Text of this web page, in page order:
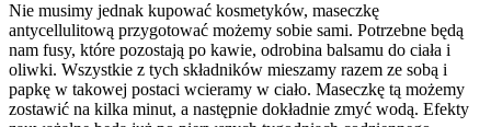
Nie musimy jednak kupować kosmetyków, maseczkę
antycellulitową przygotować możemy sobie sami. Potrzebne będą
nam fusy, które pozostają po kawie, odrobina balsamu do ciała i
oliwki. Wszystkie z tych składników mieszamy razem ze sobą i
papkę w takowej postaci wcieramy w ciało. Maseczkę tą możemy
zostawić na kilka minut, a następnie dokładnie zmyć wodą. Efekty